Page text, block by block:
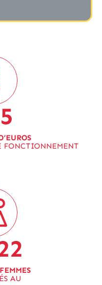
FONCTIONNEMENT
AU